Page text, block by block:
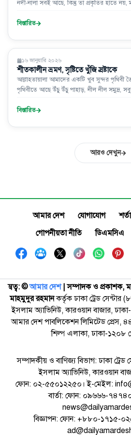
নদী-নালা সবই আছে, কিন্তু তা প্রকৃতির হাতে নয়,
শুধু মানুষ নয়; অর্ধেক জৈব, অর্ধেক যান্ত্রিক এক
বিস্তারিত
ইসলাম ও জীবন
১৬ জানুয়ারি ২০২৬
শীতকালীন ভ্রমণ, সৃষ্টিতে খুঁজি স্রষ্টাকে
আল্লাহতায়ালা আমাদের একটি খুব সুন্দর পৃথিবী
পৃথিবীতে আছে উঁচু উঁচু পাহাড়, নীল নীল সমুদ্র,
বিস্তারিত
আরও দেখুন
আমার দেশ যোগাযোগ
গোপনীয়তা নীতি
ডিএমসিএ
স্বত্ব: ©️আমার দেশ| সম্পাদক ও প্রকাশক,
মাহমুদুর রহমানকর্তৃক ঢাকা ট্রেড
ইসলাম অ্যাভিনিউ, কারওয়ান বাজার,
আমার দেশ পাবলিকেশন লিমিটেড প্রেস,
শিল্প এলাকা, ঢাকা-১২০৮
সম্পাদকীয় ও বাণিজ্য বিভাগ: ঢাকা
ইসলাম অ্যাভিনিউ, কারওয়ান
ফোন: ০২-৫৫০১২২৫০। ই-মেইল:
বার্তা: ফোন: ০৯৬৬৬-
বিজ্ঞাপন: ফোন: +৮৮০-১৭১৫-